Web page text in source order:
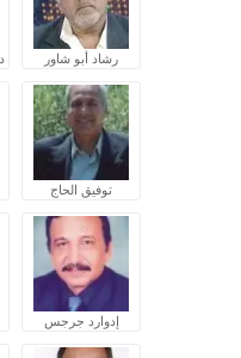
رشاد أبو شاور
توفيق الحاج
إدوارد جرجس